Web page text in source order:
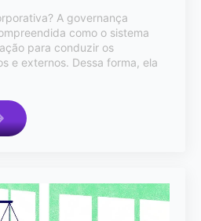
A governança
como o sistema
para conduzir os
e externos. Dessa forma, ela